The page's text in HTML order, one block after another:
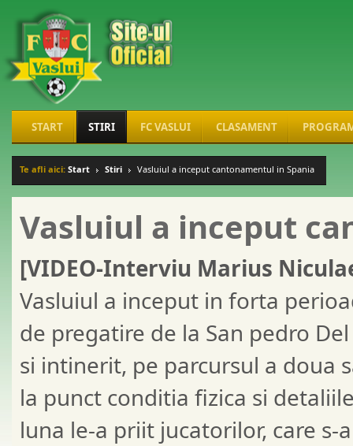
START STIRI FC VASLUI CLASAMENT
Te afli aici: Start Stiri Vasluiul a inceput cantonamentul in Spania
Vasluiul a inceput
[VIDEO-Interviu Marius
Vasluiul a inceput in forta
de pregatire de la San pedro
si intinerit, pe parcursul a doua
la punct conditia fizica si
luna le-a priit jucatorilor, care